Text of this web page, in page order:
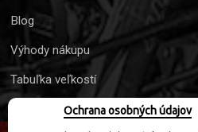
Ochrana osobných údajov
Blog
Výhody nákupu
Tabuľka veľkostí